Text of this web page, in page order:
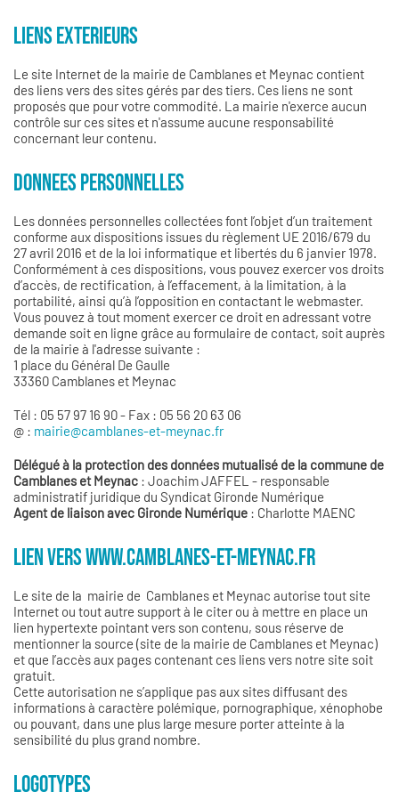
LIENS EXTERIEURS
Le site Internet de la mairie de Camblanes et Meynac contient
des liens vers des sites gérés par des tiers. Ces liens ne sont
proposés que pour votre commodité. La mairie n'exerce aucun
contrôle sur ces sites et n'assume aucune responsabilité
concernant leur contenu.
DONNEES PERSONNELLES
Les données personnelles collectées font l’objet d’un traitement
conforme aux dispositions issues du règlement UE 2016/679 du
27 avril 2016 et de la loi informatique et libertés du 6 janvier 1978.
Conformément à ces dispositions, vous pouvez exercer vos droits
d’accès, de rectification, à l’effacement, à la limitation, à la
portabilité, ainsi qu’à l’opposition en contactant le webmaster.
Vous pouvez à tout moment exercer ce droit en adressant votre
demande soit en ligne grâce au formulaire de contact, soit auprès
de la mairie à l'adresse suivante :
1 place du Général De Gaulle
33360 Camblanes et Meynac
Tél : 05 57 97 16 90 - Fax : 05 56 20 63 06
@ : mairie@camblanes-et-meynac.fr
Délégué à la protection des données mutualisé de la commune de
Camblanes et Meynac : Joachim JAFFEL - responsable
administratif juridique du Syndicat Gironde Numérique
Agent de liaison avec Gironde Numérique : Charlotte MAENC
LIEN VERS WWW.CAMBLANES-ET-MEYNAC.FR
Le site de la mairie de Camblanes et Meynac autorise tout site
Internet ou tout autre support à le citer ou à mettre en place un
lien hypertexte pointant vers son contenu, sous réserve de
mentionner la source (site de la mairie de Camblanes et Meynac)
et que l’accès aux pages contenant ces liens vers notre site soit
gratuit.
Cette autorisation ne s’applique pas aux sites diffusant des
informations à caractère polémique, pornographique, xénophobe
ou pouvant, dans une plus large mesure porter atteinte à la
sensibilité du plus grand nombre.
LOGOTYPES